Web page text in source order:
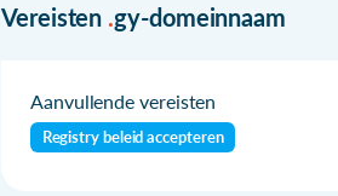
Vereisten .gy-domeinnaam
Aanvullende vereisten
Registry beleid accepteren